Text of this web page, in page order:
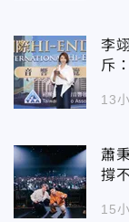
李
斥
13
蕭
撐
15